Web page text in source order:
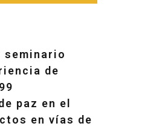
seminario
de
paz en el
en vías de